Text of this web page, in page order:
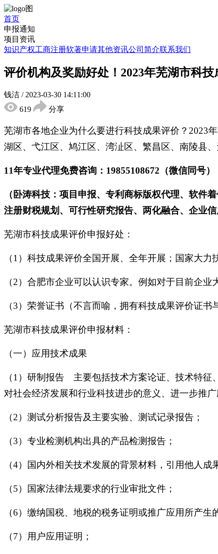
首页
申报通知
项目资讯
知识产权工商注册软著申请其他资讯公司简介联系我们
评价机构及奖励好处！2023年芜湖市科
钱洁 / 2023-03-30 14:11:00
619
分享
芜湖市各地企业为什么要进行科技成果评价？2023
湖区、弋江区、鸠江区、湾沚区、繁昌区、南陵县
11年专业代理免费咨询：19855108672（微信同号）
（卧涛科技：项目申报、专利商标版权代理、软件
注册财税规划、可行性研究报告、两化融合、企业
芜湖市科技成果评价申报好处：
（1）科技成果评价全国开展、全年开展；国家大力
（2）合肥市企业可以认识专家。例如对于目前企
（3）荣誉证书（不言而喻，拥有科技成果评价证
芜湖市科技成果评价申报材料：
（一）应用技术成果
（1）研制报告 主要包括技术方案论证、技术特征
对社会经济发展和行业科技进步的意义、进一步推
（2）测试分析报告及主要实验、测试记录报告；
（3）专业检测机构出具的产品检测报告；
（4）国内外相关技术发展的背景材料，引用他人成
（5）国家法律法规要求的行业审批文件；
（6）缴纳国税、地税的税务证明或推广应用所产
（7）用户应用证明；